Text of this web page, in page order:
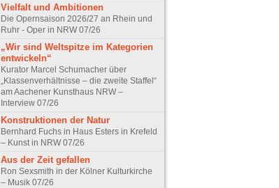
Vielfalt und Ambitionen
Die Opernsaison 2026/27 an Rhein und
Ruhr - Oper in NRW 07/26
„Wir sind Weltspitze im Kategorien
entwickeln“
Kurator Marcel Schumacher über
„Klassenverhältnisse – die zweite Staffel“
am Aachener Kunsthaus NRW –
Interview 07/26
Konstruktionen der Natur
Bernhard Fuchs in Haus Esters in Krefeld
– Kunst in NRW 07/26
Aus der Zeit gefallen
Ron Sexsmith in der Kölner Kulturkirche
– Musik 07/26